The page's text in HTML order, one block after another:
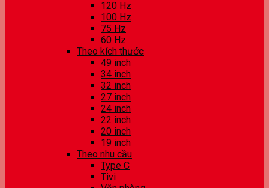
120 Hz
100 Hz
75 Hz
60 Hz
Theo kích thước
49 inch
34 inch
32 inch
27 inch
24 inch
22 inch
20 inch
19 inch
Theo nhu cầu
Type C
Tivi